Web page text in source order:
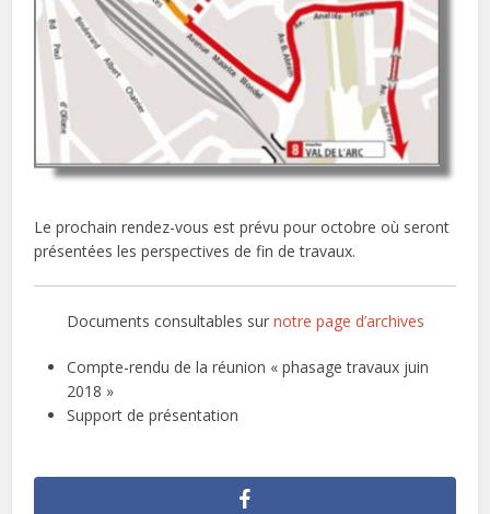
Le prochain rendez-vous est prévu pour octobre où seront
présentées les perspectives de fin de travaux.
Documents consultables sur notre page d’archives
Compte-rendu de la réunion « phasage travaux juin
2018 »
Support de présentation